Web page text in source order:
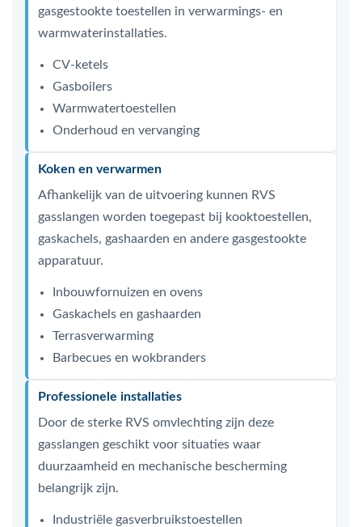
gasgestookte toestellen in verwarmings- en
warmwaterinstallaties.
CV-ketels
Gasboilers
Warmwatertoestellen
Onderhoud en vervanging
Koken en verwarmen
Afhankelijk van de uitvoering kunnen RVS
gasslangen worden toegepast bij kooktoestellen,
gaskachels, gashaarden en andere gasgestookte
apparatuur.
Inbouwfornuizen en ovens
Gaskachels en gashaarden
Terrasverwarming
Barbecues en wokbranders
Professionele installaties
Door de sterke RVS omvlechting zijn deze
gasslangen geschikt voor situaties waar
duurzaamheid en mechanische bescherming
belangrijk zijn.
Industriële gasverbruikstoestellen